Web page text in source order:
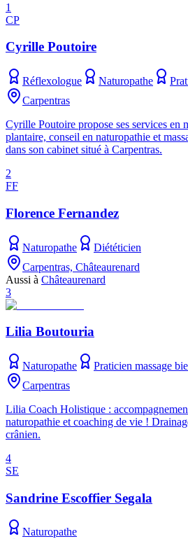
1
CP
Cyrille Poutoire
Réflexologue Naturopathe
Carpentras
Cyrille Poutoire propose ses services en
plantaire, conseil en naturopathie et
dans son cabinet situé à Carpentras.
2
FF
Florence Fernandez
Naturopathe
Diététicien
Carpentras, Châteaurenard
Aussi à Châteaurenard
3
Lilia Boutouria
Naturopathe Praticien massage
Carpentras
Lilia Coach Holistique :
naturopathie et coaching de vie !
crânien.
4
SE
Sandrine Escoffier Segala
Naturopathe